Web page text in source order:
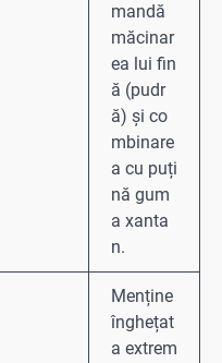
mandă
măcinar
ea lui fin
ă (pudr
ă) și co
mbinare
a cu puți
nă gum
a xanta
n.
Menține
înghețat
a extrem